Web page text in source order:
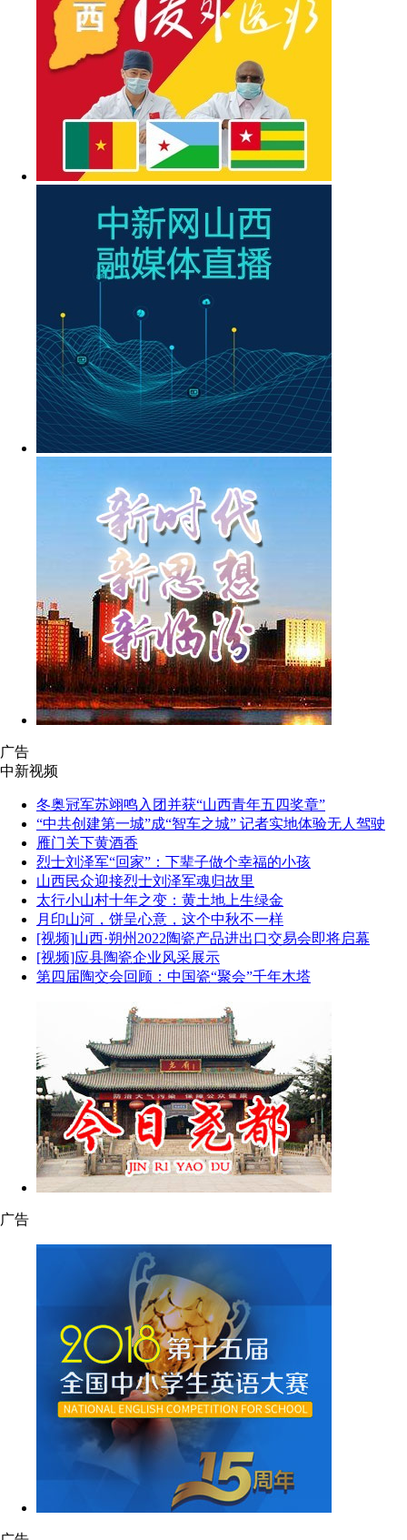
广告
中新视频
冬奥冠军苏翊鸣入团并获“山西青年五四奖章”
“中共创建第一城”成“智车之城” 记者实地体验无人驾驶
雁门关下黄酒香
烈士刘泽军“回家”：下辈子做个幸福的小孩
山西民众迎接烈士刘泽军魂归故里
太行小山村十年之变：黄土地上生绿金
月印山河，饼呈心意，这个中秋不一样
[视频]山西·朔州2022陶瓷产品进出口交易会即将启幕
[视频]应县陶瓷企业风采展示
第四届陶交会回顾：中国瓷“聚会”千年木塔
广告